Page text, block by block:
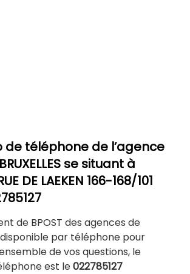
de téléphone de l’agence
BRUXELLES se situant à
DE LAEKEN 166-168/101
de BPOST des agences de
par téléphone pour
de vos questions, le
est le022785127